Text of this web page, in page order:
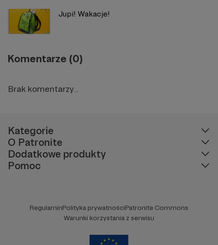
Jupi! Wakacje!
Komentarze (0)
Brak komentarzy...
Kategorie
O Patronite
Dodatkowe produkty
Pomoc
RegulaminPolityka prywatnościPatronite Commons
Warunki korzystania z serwisu